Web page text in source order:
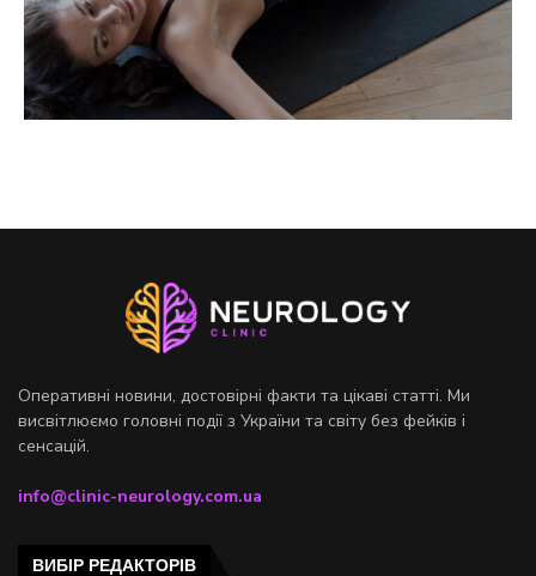
Оперативні новини, достовірні факти та цікаві статті. Ми
висвітлюємо головні події з України та світу без фейків і
сенсацій.
info@clinic-neurology.com.ua
ВИБІР РЕДАКТОРІВ